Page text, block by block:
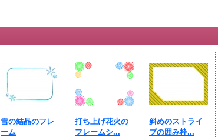
雪の結晶のフレ
ーム
打ち上げ花火の
フレームシ...
斜めのストライ
プの囲み枠...